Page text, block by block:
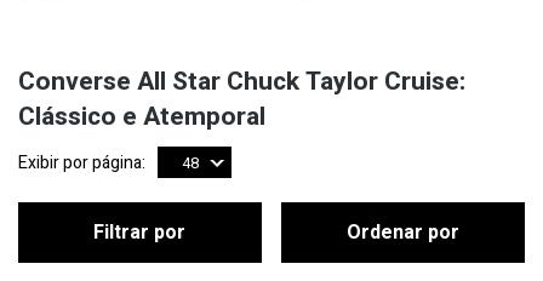
Converse All Star Chuck Taylor Cruise:
Clássico e Atemporal
Exibir por página: 48
Filtrar por Ordenar por